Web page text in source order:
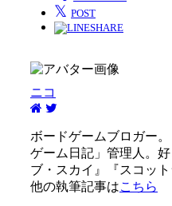
𝕏 POST
SHARE
ニコ
ボードゲームブロガー
ゲーム日記」管理人。
ブ・スカイ』『スコッ
他の執筆記事はこちら